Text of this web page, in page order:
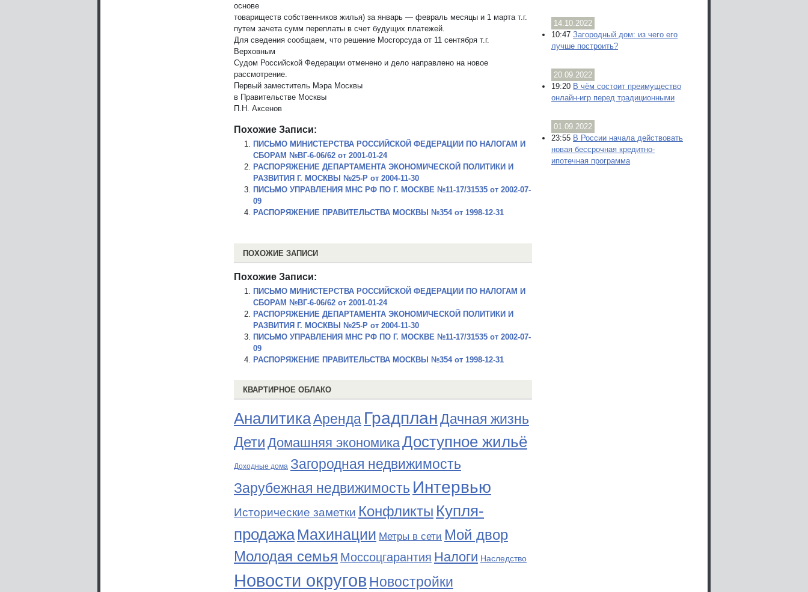
основе
товариществ собственников жилья) за январь — февраль месяцы и 1 марта т.г.
путем зачета сумм переплаты в счет будущих платежей.
Для сведения сообщаем, что решение Мосгорсуда от 11 сентября т.г.
Верховным
Судом Российской Федерации отменено и дело направлено на новое
рассмотрение.
Первый заместитель Мэра Москвы
в Правительстве Москвы
П.Н. Аксенов
Похожие Записи:
ПИСЬМО МИНИСТЕРСТВА РОССИЙСКОЙ ФЕДЕРАЦИИ ПО НАЛОГАМ И
СБОРАМ №ВГ-6-06/62 от 2001-01-24
РАСПОРЯЖЕНИЕ ДЕПАРТАМЕНТА ЭКОНОМИЧЕСКОЙ ПОЛИТИКИ И
РАЗВИТИЯ Г. МОСКВЫ №25-Р от 2004-11-30
ПИСЬМО УПРАВЛЕНИЯ МНС РФ ПО Г. МОСКВЕ №11-17/31535 от 2002-07-
09
РАСПОРЯЖЕНИЕ ПРАВИТЕЛЬСТВА МОСКВЫ №354 от 1998-12-31
ПОХОЖИЕ ЗАПИСИ
Похожие Записи:
ПИСЬМО МИНИСТЕРСТВА РОССИЙСКОЙ ФЕДЕРАЦИИ ПО НАЛОГАМ И
СБОРАМ №ВГ-6-06/62 от 2001-01-24
РАСПОРЯЖЕНИЕ ДЕПАРТАМЕНТА ЭКОНОМИЧЕСКОЙ ПОЛИТИКИ И
РАЗВИТИЯ Г. МОСКВЫ №25-Р от 2004-11-30
ПИСЬМО УПРАВЛЕНИЯ МНС РФ ПО Г. МОСКВЕ №11-17/31535 от 2002-07-
09
РАСПОРЯЖЕНИЕ ПРАВИТЕЛЬСТВА МОСКВЫ №354 от 1998-12-31
КВАРТИРНОЕ ОБЛАКО
АналитикаАренда ГрадпланДачная жизнь
Дети Домашняя экономикаДоступное жильё
Доходные дома Загородная недвижимость
Зарубежная недвижимость Интервью
Исторические заметки Конфликты Купля-
продажа Махинации Метры в сети Мой двор
Молодая семья Моссоцгарантия Налоги Наследство
Новости округов Новостройки
14.10.2022
10:47 Загородный дом: из чего его
лучше построить?
20.09.2022
19:20 В чём состоит преимущество
онлайн-игр перед традиционными
01.09.2022
23:55 В России начала действовать
новая бессрочная кредитно-
ипотечная программа